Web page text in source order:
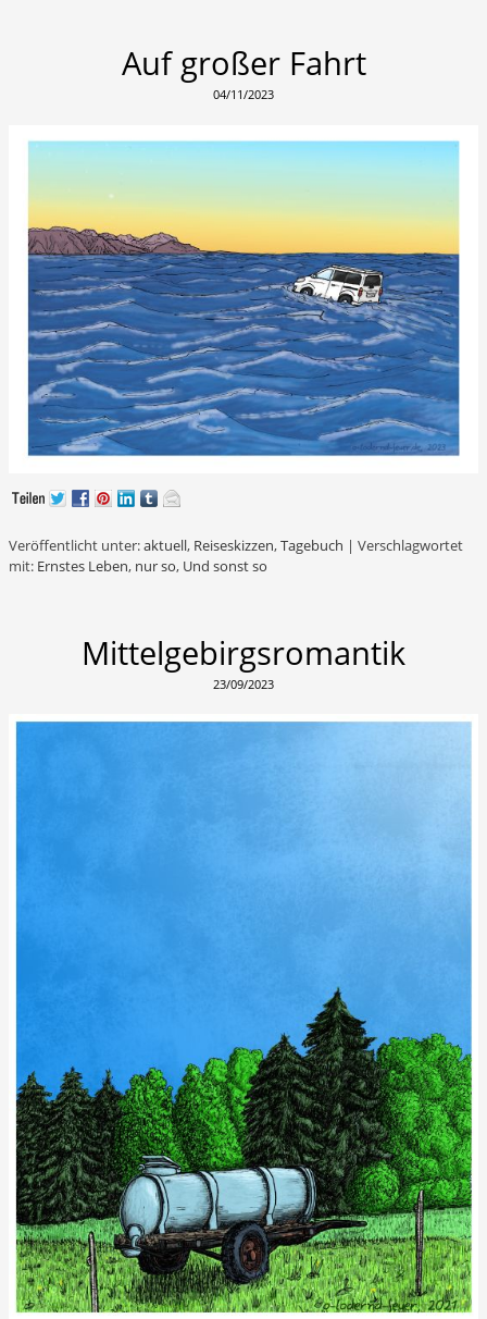
Auf großer Fahrt
04/11/2023
Veröffentlicht unter:aktuell, Reiseskizzen,Tagebuch | Verschlagwortet
mit: Ernstes Leben, nur so, Und sonst so
Mittelgebirgsromantik
23/09/2023